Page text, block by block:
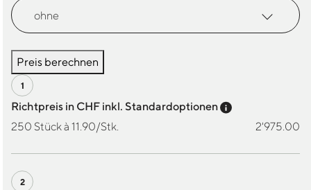
Preis berechnen
Richtpreis in CHF inkl. Standardoptionen
Preis-Tooltip
250 Stück à 11.90/Stk.
2'975.00